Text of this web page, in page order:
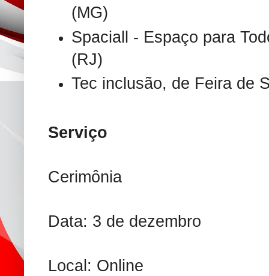
(MG)
Spaciall - Espaço para
(RJ)
Tec inclusão, de Feira de
Serviço
Cerimônia
Data: 3 de dezembro
Local: Online